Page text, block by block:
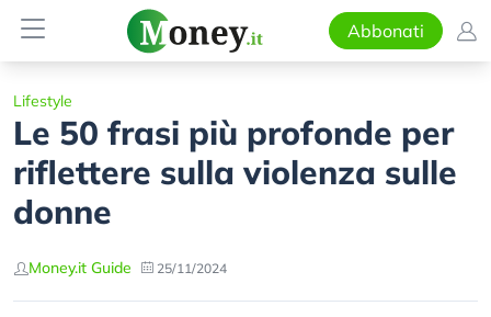
Abbonati
Lifestyle
Le 50 frasi più profonde per
riflettere sulla violenza sulle
donne
Money.it Guide 25/11/2024